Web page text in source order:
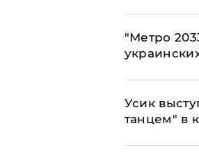
"Метро
Усик
танцем" в